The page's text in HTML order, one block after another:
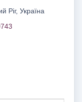
Ріг, Україна